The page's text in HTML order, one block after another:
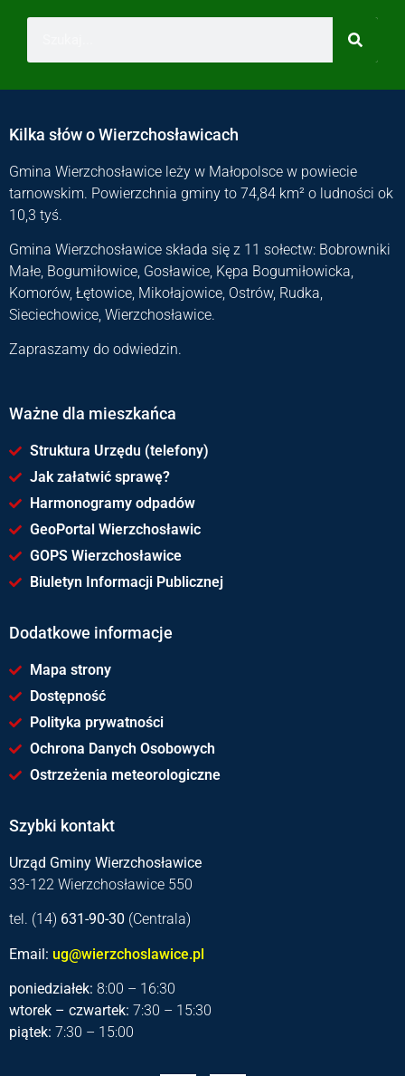
Kilka słów o Wierzchosławicach
Gmina Wierzchosławice leży w Małopolsce w powiecie
tarnowskim. Powierzchnia gminy to 74,84 km² o ludności ok
10,3 tyś.
Gmina Wierzchosławice składa się z 11 sołectw: Bobrowniki
Małe, Bogumiłowice, Gosławice, Kępa Bogumiłowicka,
Komorów, Łętowice, Mikołajowice, Ostrów, Rudka,
Sieciechowice, Wierzchosławice.
Zapraszamy do odwiedzin.
Ważne dla mieszkańca
Struktura Urzędu (telefony)
Jak załatwić sprawę?
Harmonogramy odpadów
GeoPortal Wierzchosławic
GOPS Wierzchosławice
Biuletyn Informacji Publicznej
Dodatkowe informacje
Mapa strony
Dostępność
Polityka prywatności
Ochrona Danych Osobowych
Ostrzeżenia meteorologiczne
Szybki kontakt
Urząd Gminy Wierzchosławice
33-122 Wierzchosławice 550
tel. (14) 631-90-30 (Centrala)
Email: ug@wierzchoslawice.pl
poniedziałek: 8:00 – 16:30
wtorek – czwartek: 7:30 – 15:30
piątek: 7:30 – 15:00